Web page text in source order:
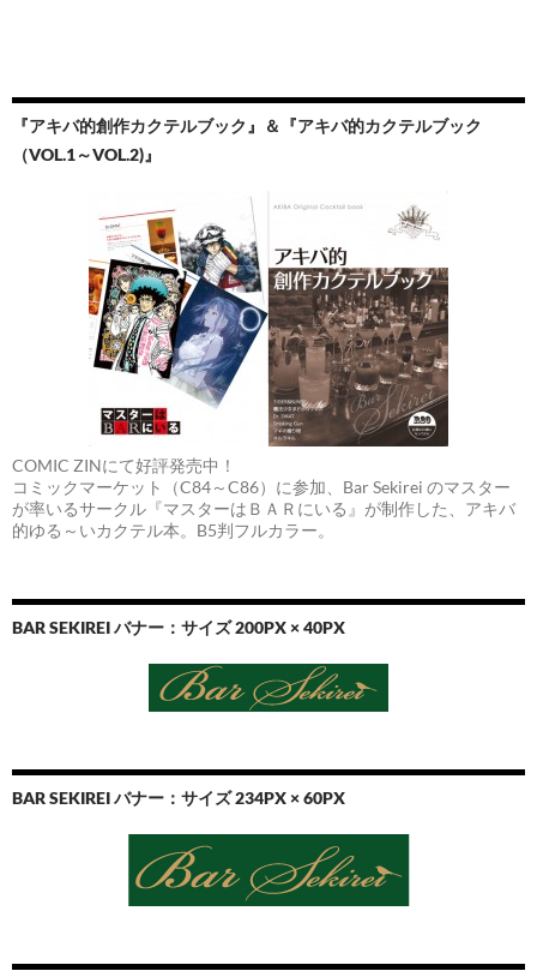
『アキバ的創作カクテルブック』＆『アキバ的カクテルブック
（VOL.1～VOL.2)』
COMIC ZINにて好評発売中！
コミックマーケット（C84～C86）に参加、Bar Sekirei のマスター
が率いるサークル『マスターはＢＡＲにいる』が制作した、アキバ
的ゆる～いカクテル本。B5判フルカラー。
BAR SEKIREI バナー：サイズ 200PX × 40PX
BAR SEKIREI バナー：サイズ 234PX × 60PX